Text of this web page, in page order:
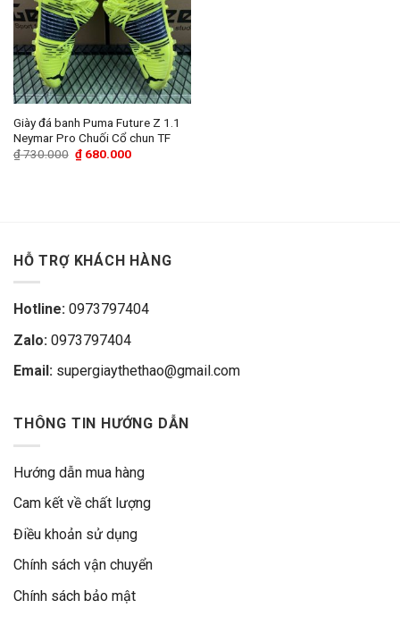
Giày đá banh Puma Future Z 1.1
Neymar Pro Chuối Cổ chun TF
₫730.000 Giá
gốc
₫680.000Giá
HỖ TRỢ KHÁCH HÀNG
Hotline: 0973797404
Zalo: 0973797404
Email: supergiaythethao@gmail.com
THÔNG TIN HƯỚNG DẪN
Hướng dẫn mua hàng
Cam kết về chất lượng
Điều khoản sử dụng
Chính sách vận chuyển
Chính sách bảo mật